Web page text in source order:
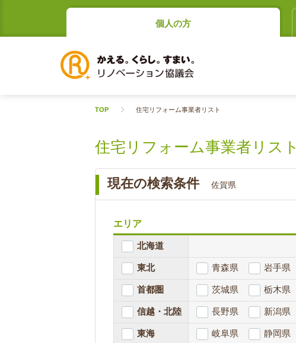
個人の方
TOP 住宅リフォーム事業者リスト
住宅リフォーム事業者リスト
現在の検索条件 佐賀県
エリア
北海道
東北 青森県 岩手県
首都圏 茨城県 栃木県
信越・北陸 長野県 新潟県
東海 岐阜県 静岡県